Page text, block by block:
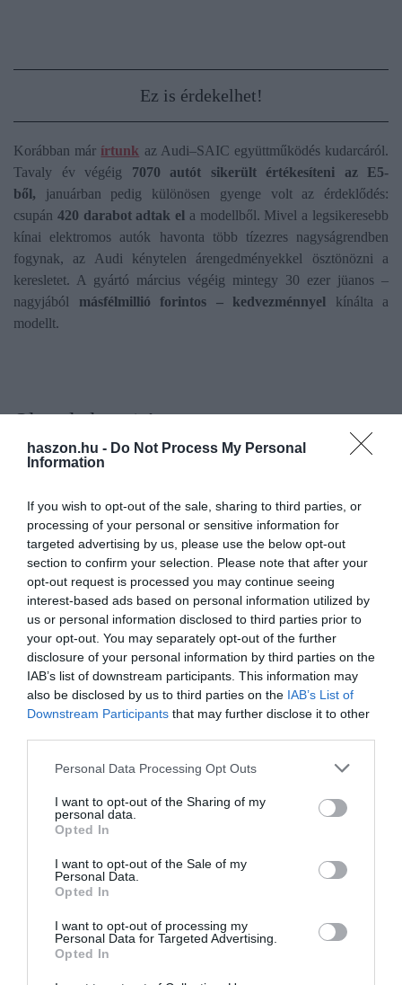
haszon.hu - Do Not Process My Personal
Information
If you wish to opt-out of the sale, sharing to third parties, or
processing of your personal or sensitive information for
targeted advertising by us, please use the below opt-out
section to confirm your selection. Please note that after your
opt-out request is processed you may continue seeing
interest-based ads based on personal information utilized by
us or personal information disclosed to third parties prior to
your opt-out. You may separately opt-out of the further
disclosure of your personal information by third parties on the
IAB’s list of downstream participants. This information may
also be disclosed by us to third parties on the IAB’s List of
Downstream Participants that may further disclose it to other
Please note that this website/app uses one or more Google
not limited to your visit or usage behaviour. You may click to
grant or deny consent to Google and its third-party tags to
use your data for below specified purposes in below Google
consent section.
Personal Data Processing Opt Outs
I want to opt-out of the Sharing of my
personal data.
Opted In
I want to opt-out of the Sale of my
Personal Data.
Opted In
I want to opt-out of processing my
Personal Data for Targeted Advertising.
Opted In
Ez is érdekelhet!
Korábban már írtunk az Audi–SAIC együttműködés kudarcáról.
Tavaly év végéig 7070 autót sikerült értékesíteni az E5​​​​​​​-
ből, januárban pedig különösen gyenge volt az érdeklődés:
csupán 420 darabot adtak el a modellből. Mivel a legsikeresebb
kínai elektromos autók havonta több tízezres nagyságrendben
fogynak, az Audi kénytelen árengedményekkel ösztönözni a
keresletet. A gyártó március végéig mintegy 30 ezer jüanos –
nagyjából másfélmillió forintos – kedvezménnyel kínálta a
modellt.
Olvasd el ezt is!
Ekkora jutalmat fizet a győri Audi a dolgozóknak
Brutális teljesítmény és 1000 km-es hatótáv: itt az
új kínai SUV
autó audi új autó elektromos autó e-autó